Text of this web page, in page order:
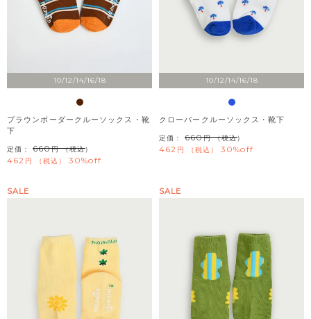
10/12/14/16/18
ブラウンボーダークルーソックス・靴
下
定価： 660 （税込）
462 税込 30%off
10/12/14/16/18
クローバークルーソックス・靴下
定価： 660 （税込）
462 税込 30%off
SALE SALE